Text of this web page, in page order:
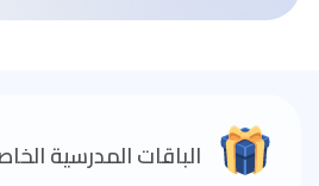
الباقات المدرسية